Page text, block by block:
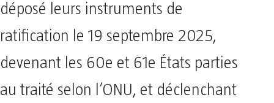
déposé leurs instruments de
ratification le 19 septembre 2025,
devenant les 60e et 61e États parties
au traité selon l’ONU, et déclenchant